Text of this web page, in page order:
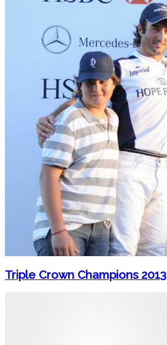
Triple Crown Champions 2013